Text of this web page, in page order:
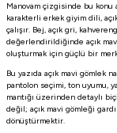
Manovam çizgisinde bu konu
karakterli erkek giyim dili,
çalışır. Bej, açık gri,
değerlendirildiğinde açık
oluşturmak için güçlü bir
Bu yazıda açık mavi gömlek
pantolon seçimi, ton uyumu,
mantığı üzerinden detaylı
değil; açık mavi gömleği
dönüştürmektir.